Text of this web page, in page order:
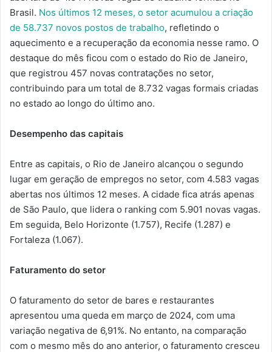
Brasil. Nos últimos 12 meses, o setor acumulou a criação
de 58.737 novos postos de trabalho, refletindo o
aquecimento e a recuperação da economia nesse ramo. O
destaque do mês ficou com o estado do Rio de Janeiro,
que registrou 457 novas contratações no setor,
contribuindo para um total de 8.732 vagas formais criadas
no estado ao longo do último ano.
Desempenho das capitais
Entre as capitais, o Rio de Janeiro alcançou o segundo
lugar em geração de empregos no setor, com 4.583 vagas
abertas nos últimos 12 meses. A cidade fica atrás apenas
de São Paulo, que lidera o ranking com 5.901 novas vagas.
Em seguida, Belo Horizonte (1.757), Recife (1.287) e
Fortaleza (1.067).
Faturamento do setor
O faturamento do setor de bares e restaurantes
apresentou uma queda em março de 2024, com uma
variação negativa de 6,91%. No entanto, na comparação
com o mesmo mês do ano anterior, o faturamento cresceu